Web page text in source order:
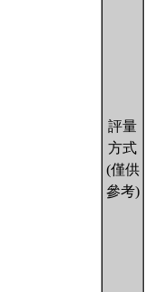
評量
方式
(僅供
參考)